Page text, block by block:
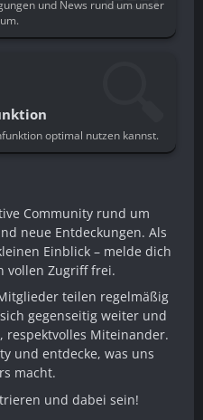
und News rund um unser
optimal nutzen kannst.
Community rund um
neue Entdeckungen. Als
Einblick – melde dich
vollen Zugriff frei.
teilen regelmäßig
gegenseitig weiter und
Miteinander.
und entdecke, was uns
macht.
und dabei sein!